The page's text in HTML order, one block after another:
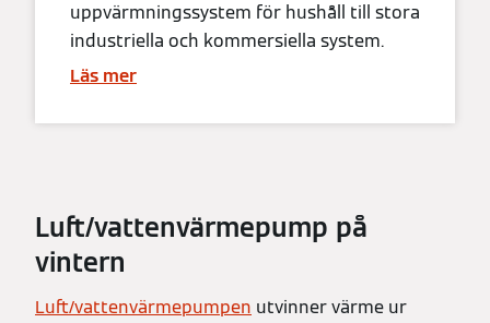
uppvärmningssystem för hushåll till stora
industriella och kommersiella system.
Läs mer
Luft/vattenvärmepump på
vintern
Luft/vattenvärmepumpen utvinner värme ur